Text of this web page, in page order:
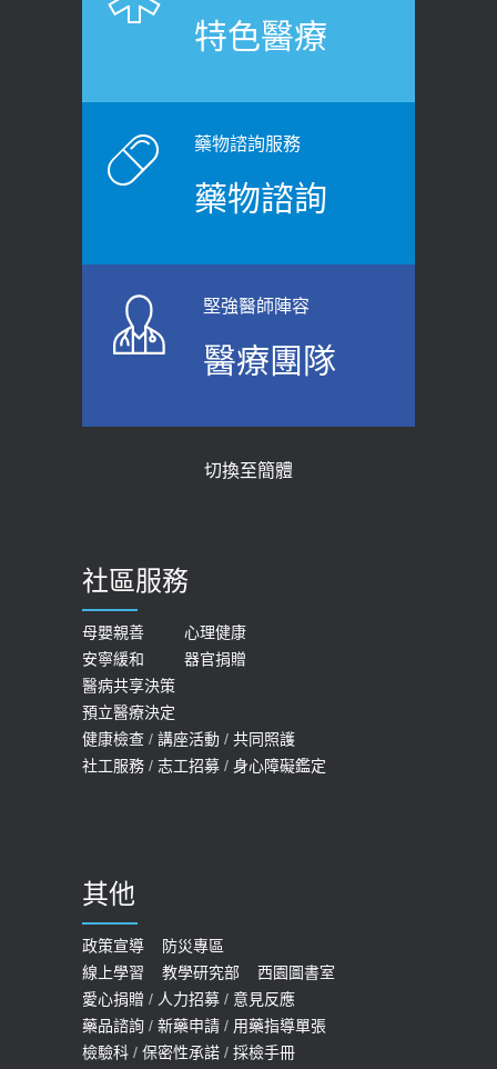
裂差異 逾50歲民眾可做1事
原則避免血糖血壓飆高
2026-06-08
上班常待在冷氣房？小心泌尿道感染
醫示警：1病症嚴重恐喪命
2026-05-21
女性必看國健署公費懶人包！這幾項檢
查完全免費 沒做虧大了
2026-05-14
展運動」預防落枕
老後睡不好、夜間易跌倒
2021-03-05
骨科魏志定主任接受專訪 【年代電視
質密度檢查！醫：注意5重點可逆轉
膝蓋退化有9大部位 骨科醫坦言：不
一定得換人工關節
2019-10-08
20歲迪士尼男星因癲癇猝逝 老人小
孩最好發、醫師點出8大前兆
2019-07-09
預約
2022-01-07
114年【公費流感及新冠疫苗】門診
預約
特色醫療
藥物諮詢服務
藥物諮詢
堅強醫師陣容
醫療團隊
切換至簡體
社區服務
母嬰親善
心理健康
安寧緩和
器官捐贈
醫病共享決策
預立醫療決定
健康檢查 / 講座活動 / 共同照護
社工服務 / 志工招募 / 身心障礙鑑定
其他
政策宣導
防災專區
線上學習
教學研究部
西園圖書室
愛心捐贈 / 人力招募 / 意見反應
藥品諮詢 / 新藥申請 / 用藥指導單張
檢驗科 / 保密性承諾 / 採檢手冊